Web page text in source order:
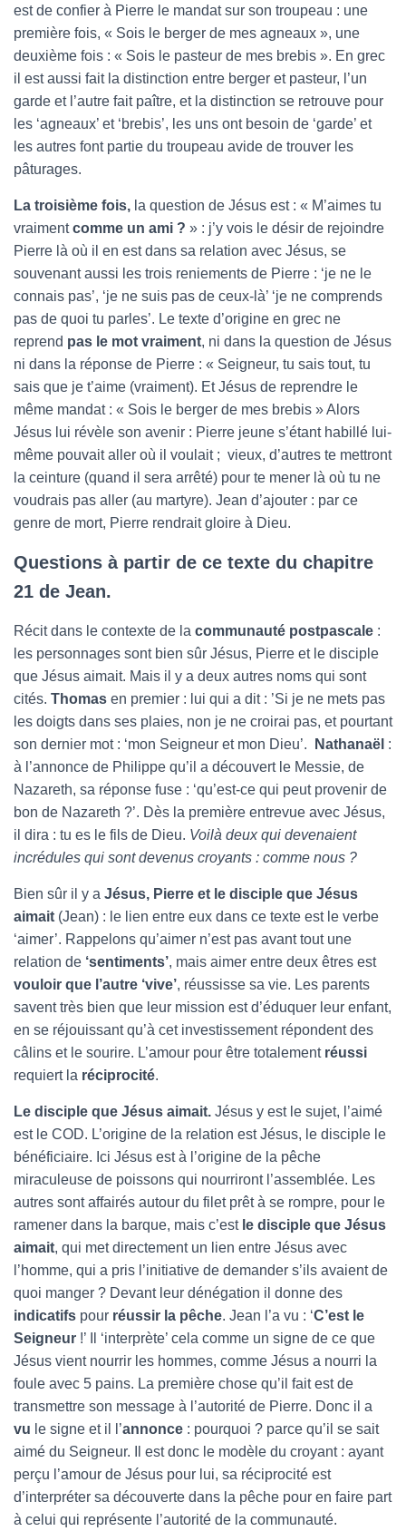
est de confier à Pierre le mandat sur son troupeau : une
première fois, « Sois le berger de mes agneaux », une
deuxième fois : « Sois le pasteur de mes brebis ». En grec
il est aussi fait la distinction entre berger et pasteur, l’un
garde et l’autre fait paître, et la distinction se retrouve pour
les ‘agneaux’ et ‘brebis’, les uns ont besoin de ‘garde’ et
les autres font partie du troupeau avide de trouver les
pâturages.
La troisième fois, la question de Jésus est : « M’aimes tu
vraimentcomme un ami ? » : j’y vois le désir de rejoindre
Pierre là où il en est dans sa relation avec Jésus, se
souvenant aussi les trois reniements de Pierre : ‘je ne le
connais pas’, ‘je ne suis pas de ceux-là’ ‘je ne comprends
pas de quoi tu parles’. Le texte d’origine en grec ne
reprend pas le mot vraiment, ni dans la question de Jésus
ni dans la réponse de Pierre : « Seigneur, tu sais tout, tu
sais que je t’aime (vraiment). Et Jésus de reprendre le
même mandat : « Sois le berger de mes brebis » Alors
Jésus lui révèle son avenir : Pierre jeune s’étant habillé lui-
même pouvait aller où il voulait ; vieux, d’autres te mettront
la ceinture (quand il sera arrêté) pour te mener là où tu ne
voudrais pas aller (au martyre). Jean d’ajouter : par ce
genre de mort, Pierre rendrait gloire à Dieu.
Questions à partir de ce texte du chapitre
21 de Jean.
Récit dans le contexte de la communauté postpascale :
les personnages sont bien sûr Jésus, Pierre et le disciple
que Jésus aimait. Mais il y a deux autres noms qui sont
cités. Thomas en premier : lui qui a dit : ’Si je ne mets pas
les doigts dans ses plaies, non je ne croirai pas, et pourtant
son dernier mot : ‘mon Seigneur et mon Dieu’.
Nathanaël :
à l’annonce de Philippe qu’il a découvert le Messie, de
Nazareth, sa réponse fuse : ‘qu’est-ce qui peut provenir de
bon de Nazareth ?’. Dès la première entrevue avec Jésus,
il dira : tu es le fils de Dieu. Voilà deux qui devenaient
incrédules qui sont devenus croyants : comme nous ?
Bien sûr il y a Jésus, Pierre et le disciple que Jésus
aimait (Jean) : le lien entre eux dans ce texte est le verbe
‘aimer’. Rappelons qu’aimer n’est pas avant tout une
relation de ‘sentiments’, mais aimer entre deux êtres est
vouloir que l’autre ‘vive’, réussisse sa vie. Les parents
savent très bien que leur mission est d’éduquer leur enfant,
en se réjouissant qu’à cet investissement répondent des
câlins et le sourire. L’amour pour être totalement réussi
requiert la réciprocité.
Le disciple que Jésus aimait. Jésus y est le sujet, l’aimé
est le COD. L’origine de la relation est Jésus, le disciple le
bénéficiaire. Ici Jésus est à l’origine de la pêche
miraculeuse de poissons qui nourriront l’assemblée. Les
autres sont affairés autour du filet prêt à se rompre, pour le
ramener dans la barque, mais c’est le disciple que Jésus
aimait, qui met directement un lien entre Jésus avec
l’homme, qui a pris l’initiative de demander s’ils avaient de
quoi manger ? Devant leur dénégation il donne des
indicatifs pour réussir la pêche. Jean l’a vu : ‘C’est le
Seigneur !’ Il ‘interprète’ cela comme un signe de ce que
Jésus vient nourrir les hommes, comme Jésus a nourri la
foule avec 5 pains. La première chose qu’il fait est de
transmettre son message à l’autorité de Pierre. Donc il a
vu le signe et il l’annonce : pourquoi ? parce qu’il se sait
aimé du Seigneur. Il est donc le modèle du croyant : ayant
perçu l’amour de Jésus pour lui, sa réciprocité est
d’interpréter sa découverte dans la pêche pour en faire part
à celui qui représente l’autorité de la communauté.